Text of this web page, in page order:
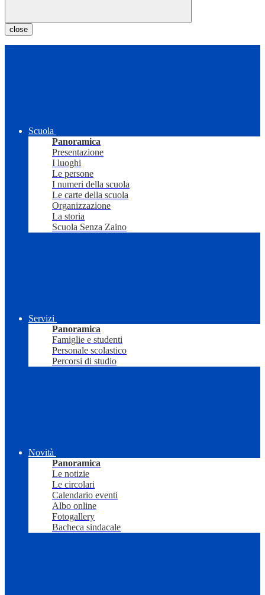
close
Scuola
Panoramica
Presentazione
I luoghi
Le persone
I numeri della scuola
Le carte della scuola
Organizzazione
La storia
Scuola Senza Zaino
Servizi
Panoramica
Famiglie e studenti
Personale scolastico
Percorsi di studio
Novità
Panoramica
Le notizie
Le circolari
Calendario eventi
Albo online
Fotogallery
Bacheca sindacale